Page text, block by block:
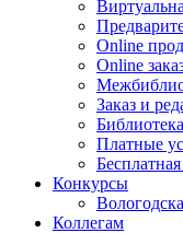
Online
Online
Заказ и
Платные
Конкурсы
Коллегам